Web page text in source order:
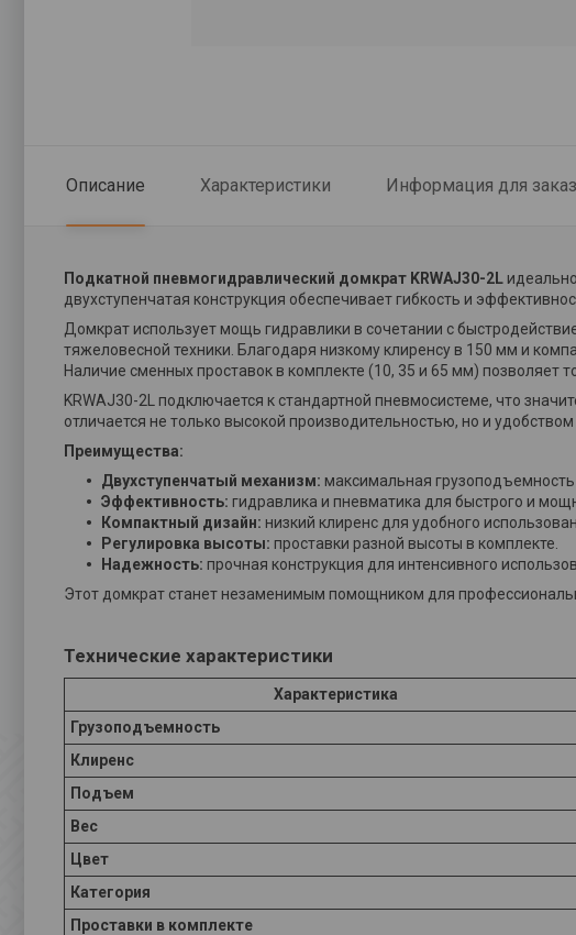
Описание Характеристики Информация для
Подкатной пневмогидравлический домкрат KRWAJ30-2L
двухступенчатая конструкция обеспечивает гибкость и
Домкрат использует мощь гидравлики в сочетании с
тяжеловесной техники. Благодаря низкому клиренсу в 150 мм и
Наличие сменных проставок в комплекте (10, 35 и 65 мм) позволяет
KRWAJ30-2L подключается к стандартной пневмосистеме, что
отличается не только высокой производительностью, но и удобством
Преимущества:
Двухступенчатый механизм: максимальная грузоподъемность
Эффективность: гидравлика и пневматика для быстрого и
Компактный дизайн: низкий клиренс для удобного
Регулировка высоты: проставки разной высоты в комплекте.
Надежность: прочная конструкция для интенсивного
Этот домкрат станет незаменимым помощником для
Технические характеристики
Характеристика
Грузоподъемность
Клиренс
Подъем
Вес
Цвет
Категория
Проставки в комплекте